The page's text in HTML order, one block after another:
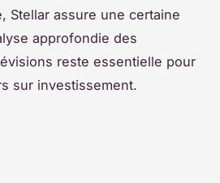
Stellar assure une certaine
approfondie des
reste essentielle pour
sur investissement.